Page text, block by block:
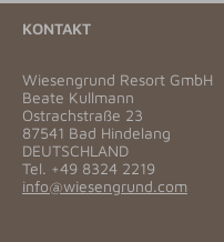
KONTAKT
Wiesengrund Resort GmbH
Beate Kullmann
Ostrachstraße 23
87541 Bad Hindelang
DEUTSCHLAND
Tel. +49 8324 2219
info@wiesengrund.com